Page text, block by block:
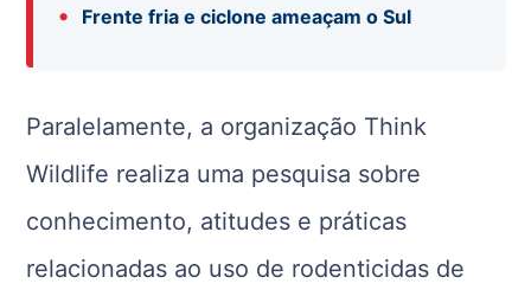
• Frente fria e ciclone ameaçam o Sul
Paralelamente, a organização Think
Wildlife realiza uma pesquisa sobre
conhecimento, atitudes e práticas
relacionadas ao uso de rodenticidas de